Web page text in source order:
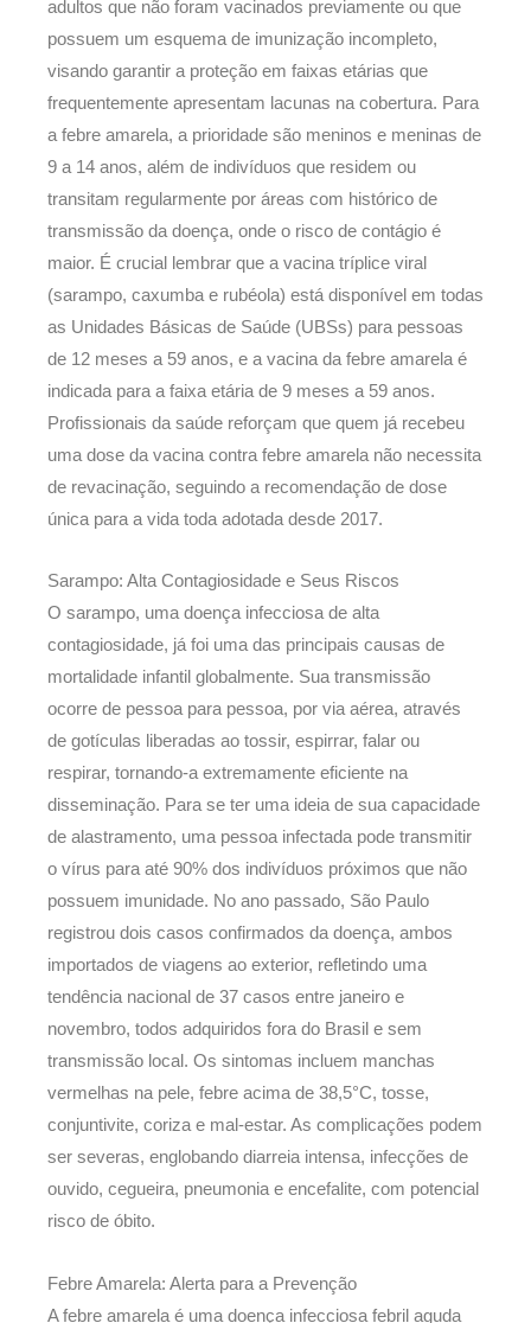
adultos que não foram vacinados previamente ou que
possuem um esquema de imunização incompleto,
visando garantir a proteção em faixas etárias que
frequentemente apresentam lacunas na cobertura. Para
a febre amarela, a prioridade são meninos e meninas de
9 a 14 anos, além de indivíduos que residem ou
transitam regularmente por áreas com histórico de
transmissão da doença, onde o risco de contágio é
maior. É crucial lembrar que a vacina tríplice viral
(sarampo, caxumba e rubéola) está disponível em todas
as Unidades Básicas de Saúde (UBSs) para pessoas
de 12 meses a 59 anos, e a vacina da febre amarela é
indicada para a faixa etária de 9 meses a 59 anos.
Profissionais da saúde reforçam que quem já recebeu
uma dose da vacina contra febre amarela não necessita
de revacinação, seguindo a recomendação de dose
única para a vida toda adotada desde 2017.
Sarampo: Alta Contagiosidade e Seus Riscos
O sarampo, uma doença infecciosa de alta
contagiosidade, já foi uma das principais causas de
mortalidade infantil globalmente. Sua transmissão
ocorre de pessoa para pessoa, por via aérea, através
de gotículas liberadas ao tossir, espirrar, falar ou
respirar, tornando-a extremamente eficiente na
disseminação. Para se ter uma ideia de sua capacidade
de alastramento, uma pessoa infectada pode transmitir
o vírus para até 90% dos indivíduos próximos que não
possuem imunidade. No ano passado, São Paulo
registrou dois casos confirmados da doença, ambos
importados de viagens ao exterior, refletindo uma
tendência nacional de 37 casos entre janeiro e
novembro, todos adquiridos fora do Brasil e sem
transmissão local. Os sintomas incluem manchas
vermelhas na pele, febre acima de 38,5°C, tosse,
conjuntivite, coriza e mal-estar. As complicações podem
ser severas, englobando diarreia intensa, infecções de
ouvido, cegueira, pneumonia e encefalite, com potencial
risco de óbito.
Febre Amarela: Alerta para a Prevenção
A febre amarela é uma doença infecciosa febril aguda